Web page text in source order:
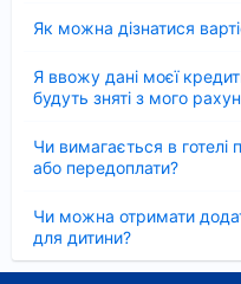
Як можна дізнатися
Я ввожу дані моєї
будуть зняті з мого
Чи вимагається в
або передоплати?
Чи можна отримати
для дитини?